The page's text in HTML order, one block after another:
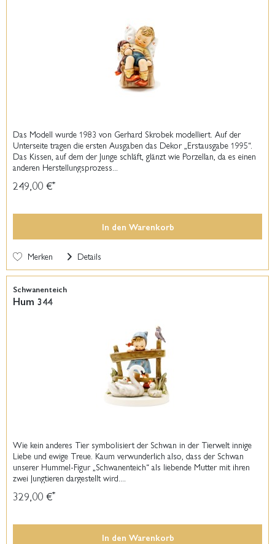
Das Modell wurde 1983 von Gerhard Skrobek modelliert. Auf der
Unterseite tragen die ersten Ausgaben das Dekor „Erstausgabe 1995“.
Das Kissen, auf dem der Junge schläft, glänzt wie Porzellan, da es einen
anderen Herstellungsprozess...
249,00 €*
In den Warenkorb
Merken Details
Schwanenteich
Hum 344
Wie kein anderes Tier symbolisiert der Schwan in der Tierwelt innige
Liebe und ewige Treue. Kaum verwunderlich also, dass der Schwan
unserer Hummel-Figur „Schwanenteich“ als liebende Mutter mit ihren
zwei Jungtieren dargestellt wird....
329,00 €*
In den Warenkorb